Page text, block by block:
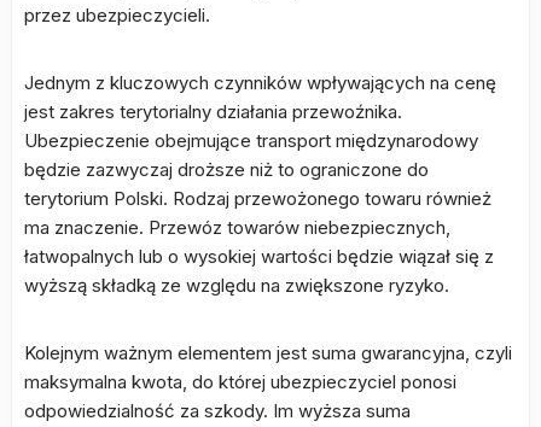
przez ubezpieczycieli.
Jednym z kluczowych czynników wpływających na cenę
jest zakres terytorialny działania przewoźnika.
Ubezpieczenie obejmujące transport międzynarodowy
będzie zazwyczaj droższe niż to ograniczone do
terytorium Polski. Rodzaj przewożonego towaru również
ma znaczenie. Przewóz towarów niebezpiecznych,
łatwopalnych lub o wysokiej wartości będzie wiązał się z
wyższą składką ze względu na zwiększone ryzyko.
Kolejnym ważnym elementem jest suma gwarancyjna, czyli
maksymalna kwota, do której ubezpieczyciel ponosi
odpowiedzialność za szkody. Im wyższa suma